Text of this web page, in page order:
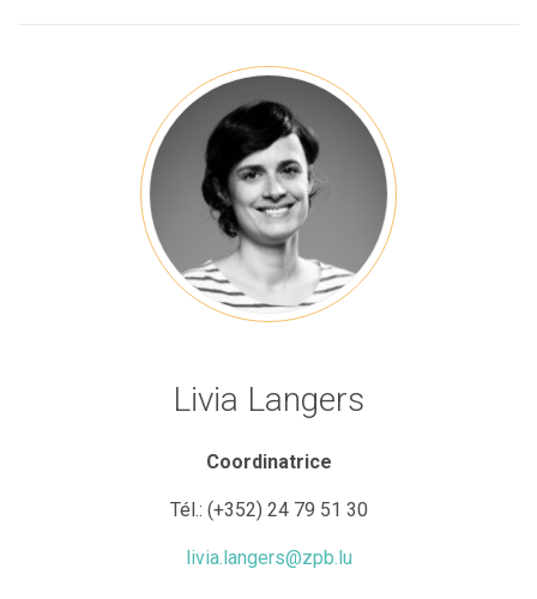
Livia Langers
Coordinatrice
Tél.: (+352) 24 79 51 30
livia.langers@zpb.lu